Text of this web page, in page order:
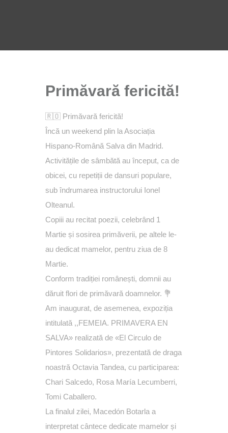
Primăvară fericită!
🇷🇴 Primăvară fericită!
Încă un weekend plin la Asociația
Hispano-Română Salva din Madrid.
Activitățile de sâmbătă au început, ca de
obicei, cu repetiții de dansuri populare,
sub îndrumarea instructorului Ionel
Olteanul.
Copiii au recitat poezii, celebrând 1
Martie și sosirea primăverii, pe altele le-
au dedicat mamelor, pentru ziua de 8
Martie.
Conform tradiției românești, domnii au
dăruit flori de primăvară doamnelor. 💐
Am inaugurat, de asemenea, expoziția
intitulată ,,FEMEIA. PRIMAVERA EN
SALVA» realizată de «El Circulo de
Pintores Solidarios», prezentată de draga
noastră Octavia Tandea, cu participarea:
Chari Salcedo, Rosa María Lecumberri,
Tomi Caballero.
La finalul zilei, Macedón Botarla a
interpretat cântece dedicate mamelor și